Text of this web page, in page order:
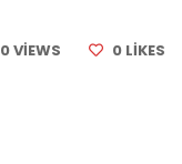
0 VIEWS 0 LIKES